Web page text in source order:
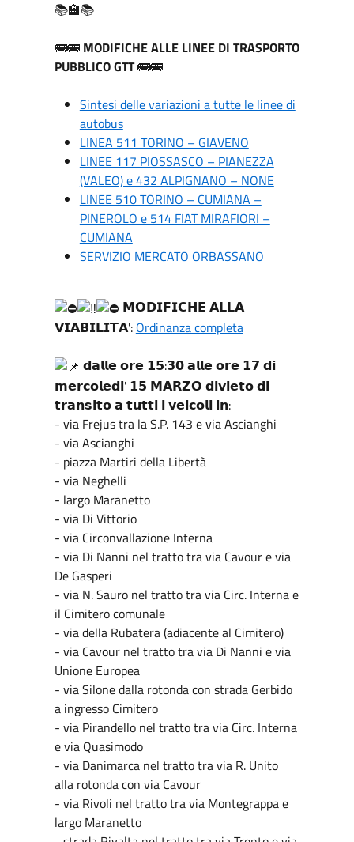
📚🏫📚
🚌🚌 MODIFICHE ALLE LINEE DI TRASPORTO
PUBBLICO GTT🚌🚌
Sintesi delle variazioni a tutte le linee di
autobus
LINEA 511 TORINO – GIAVENO
LINEE 117 PIOSSASCO – PIANEZZA
(VALEO) e 432 ALPIGNANO – NONE
LINEE 510 TORINO – CUMIANA –
PINEROLO e 514 FIAT MIRAFIORI –
CUMIANA
SERVIZIO MERCATO ORBASSANO
𝗠𝗢𝗗𝗜𝗙𝗜𝗖𝗛𝗘 𝗔𝗟𝗟𝗔
𝗩𝗜𝗔𝗕𝗜𝗟𝗜𝗧𝗔': Ordinanza completa
𝗱𝗮𝗹𝗹𝗲 𝗼𝗿𝗲 𝟭𝟱:𝟯𝟬 𝗮𝗹𝗹𝗲 𝗼𝗿𝗲 𝟭𝟳 𝗱𝗶
𝗺𝗲𝗿𝗰𝗼𝗹𝗲𝗱𝗶' 𝟭𝟱 𝗠𝗔𝗥𝗭𝗢 𝗱𝗶𝘃𝗶𝗲𝘁𝗼 𝗱𝗶
𝘁𝗿𝗮𝗻𝘀𝗶𝘁𝗼 𝗮 𝘁𝘂𝘁𝘁𝗶 𝗶 𝘃𝗲𝗶𝗰𝗼𝗹𝗶 𝗶𝗻:
- via Frejus tra la S.P. 143 e via Ascianghi
- via Ascianghi
- piazza Martiri della Libertà
- via Neghelli
- largo Maranetto
- via Di Vittorio
- via Circonvallazione Interna
- via Di Nanni nel tratto tra via Cavour e via
De Gasperi
- via N. Sauro nel tratto tra via Circ. Interna e
il Cimitero comunale
- via della Rubatera (adiacente al Cimitero)
- via Cavour nel tratto tra via Di Nanni e via
Unione Europea
- via Silone dalla rotonda con strada Gerbido
a ingresso Cimitero
- via Pirandello nel tratto tra via Circ. Interna
e via Quasimodo
- via Danimarca nel tratto tra via R. Unito
alla rotonda con via Cavour
- via Rivoli nel tratto tra via Montegrappa e
largo Maranetto